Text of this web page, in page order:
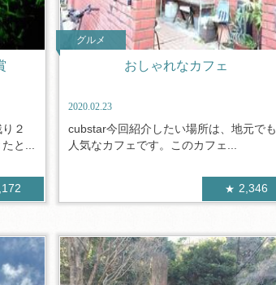
２
と...
グルメ
おしゃれなカフェ
2020.02.23
cubstar今回紹介したい場所は、地元でも
人気なカフェです。このカフェ...
2,346